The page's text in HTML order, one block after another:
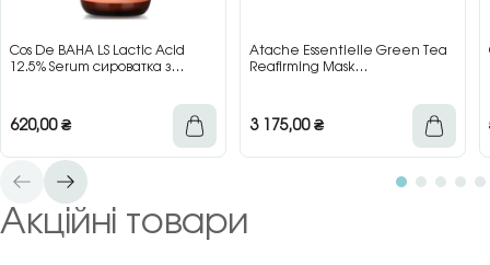
Cos De BAHA LS Lactic Acid
12.5% Serum сироватка з
620,00₴
Atache Essentielle Green Tea
Reafirming Mask
3 175,00₴
Акційні товари